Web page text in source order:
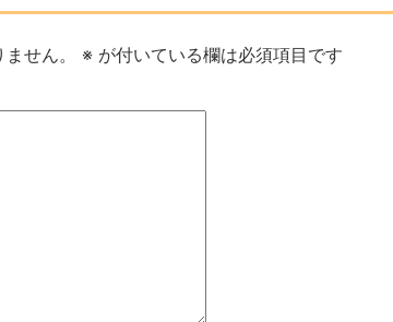
せん。 ※ が付いている欄は必須項目です